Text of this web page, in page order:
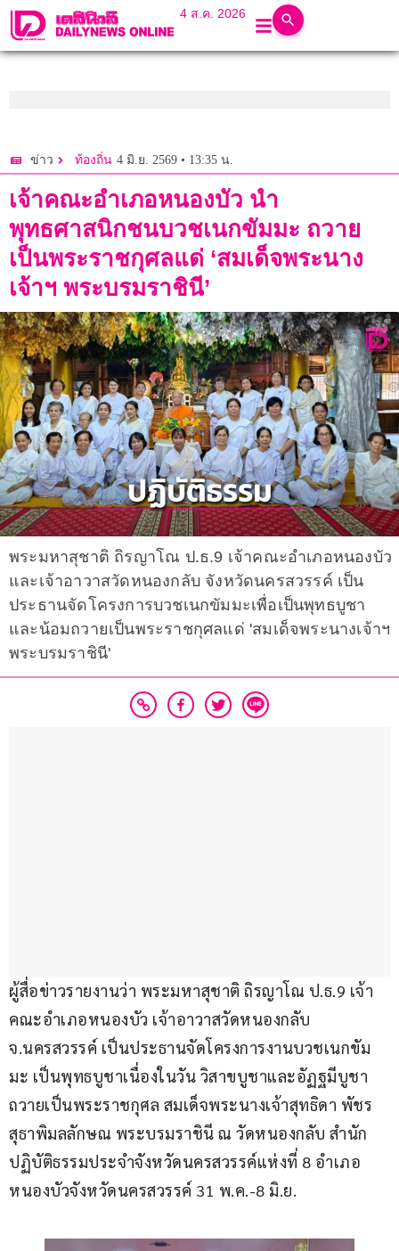
4 ส.ค. 2026
ข่าว ท้องถิ่น 4 มิ.ย. 2569 • 13:35 น.
เจ้าคณะอำเภอหนองบัว นำ
พุทธศาสนิกชนบวชเนกขัมมะ ถวาย
เป็นพระราชกุศลแด่ ‘สมเด็จพระนาง
เจ้าฯ พระบรมราชินี’
พระมหาสุชาติ ถิรญาโณ ป.ธ.9 เจ้าคณะอำเภอหนองบัว
และเจ้าอาวาสวัดหนองกลับ จังหวัดนครสวรรค์ เป็น
ประธานจัดโครงการบวชเนกขัมมะเพื่อเป็นพุทธบูชา
และน้อมถวายเป็นพระราชกุศลแด่ 'สมเด็จพระนางเจ้าฯ
พระบรมราชินี'
ผู้สื่อข่าวรายงานว่า พระมหาสุชาติ ถิรญาโณ ป.ธ.9 เจ้า
คณะอำเภอหนองบัว เจ้าอาวาสวัดหนองกลับ
จ.นครสวรรค์ เป็นประธานจัดโครงการงานบวชเนกขัม
มะ เป็นพุทธบูชาเนื่องในวัน วิสาขบูชาและอัฏฐมีบูชา
ถวายเป็นพระราชกุศล สมเด็จพระนางเจ้าสุทธิดา พัชร
สุธาพิมลลักษณ พระบรมราชินี ณ วัดหนองกลับ สำนัก
ปฏิบัติธรรมประจำจังหวัดนครสวรรค์แห่งที่ 8 อำเภอ
หนองบัวจังหวัดนครสวรรค์ 31 พ.ค.-8 มิ.ย.